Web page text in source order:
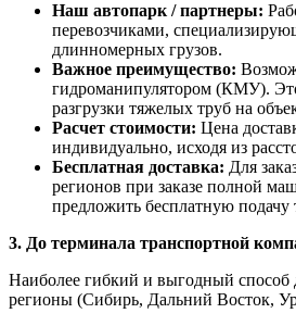
Наш автопарк / партнеры:
перевозчиками,
длинномерных грузов.
Важное преимущество:
гидроманипулятором (КМУ).
разгрузки тяжелых труб на
Расчет стоимости: Цена
индивидуально, исходя из
Бесплатная доставка: Для
регионов при заказе полной
предложить бесплатную подачу
3. До терминала транспортной
Наиболее гибкий и выгодный способ
регионы (Сибирь, Дальний Восток,